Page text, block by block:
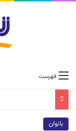
فهرست
بانوان